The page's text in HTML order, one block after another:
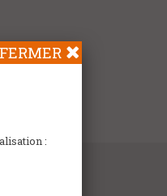
:
FERMER